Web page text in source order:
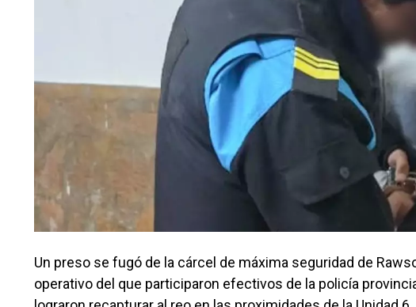
Un preso se fugó de la cárcel de máxima seguridad de
operativo del que participaron efectivos de la policía